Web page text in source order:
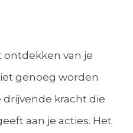
ontdekken van je
genoeg worden
drijvende kracht die
aan je acties. Het